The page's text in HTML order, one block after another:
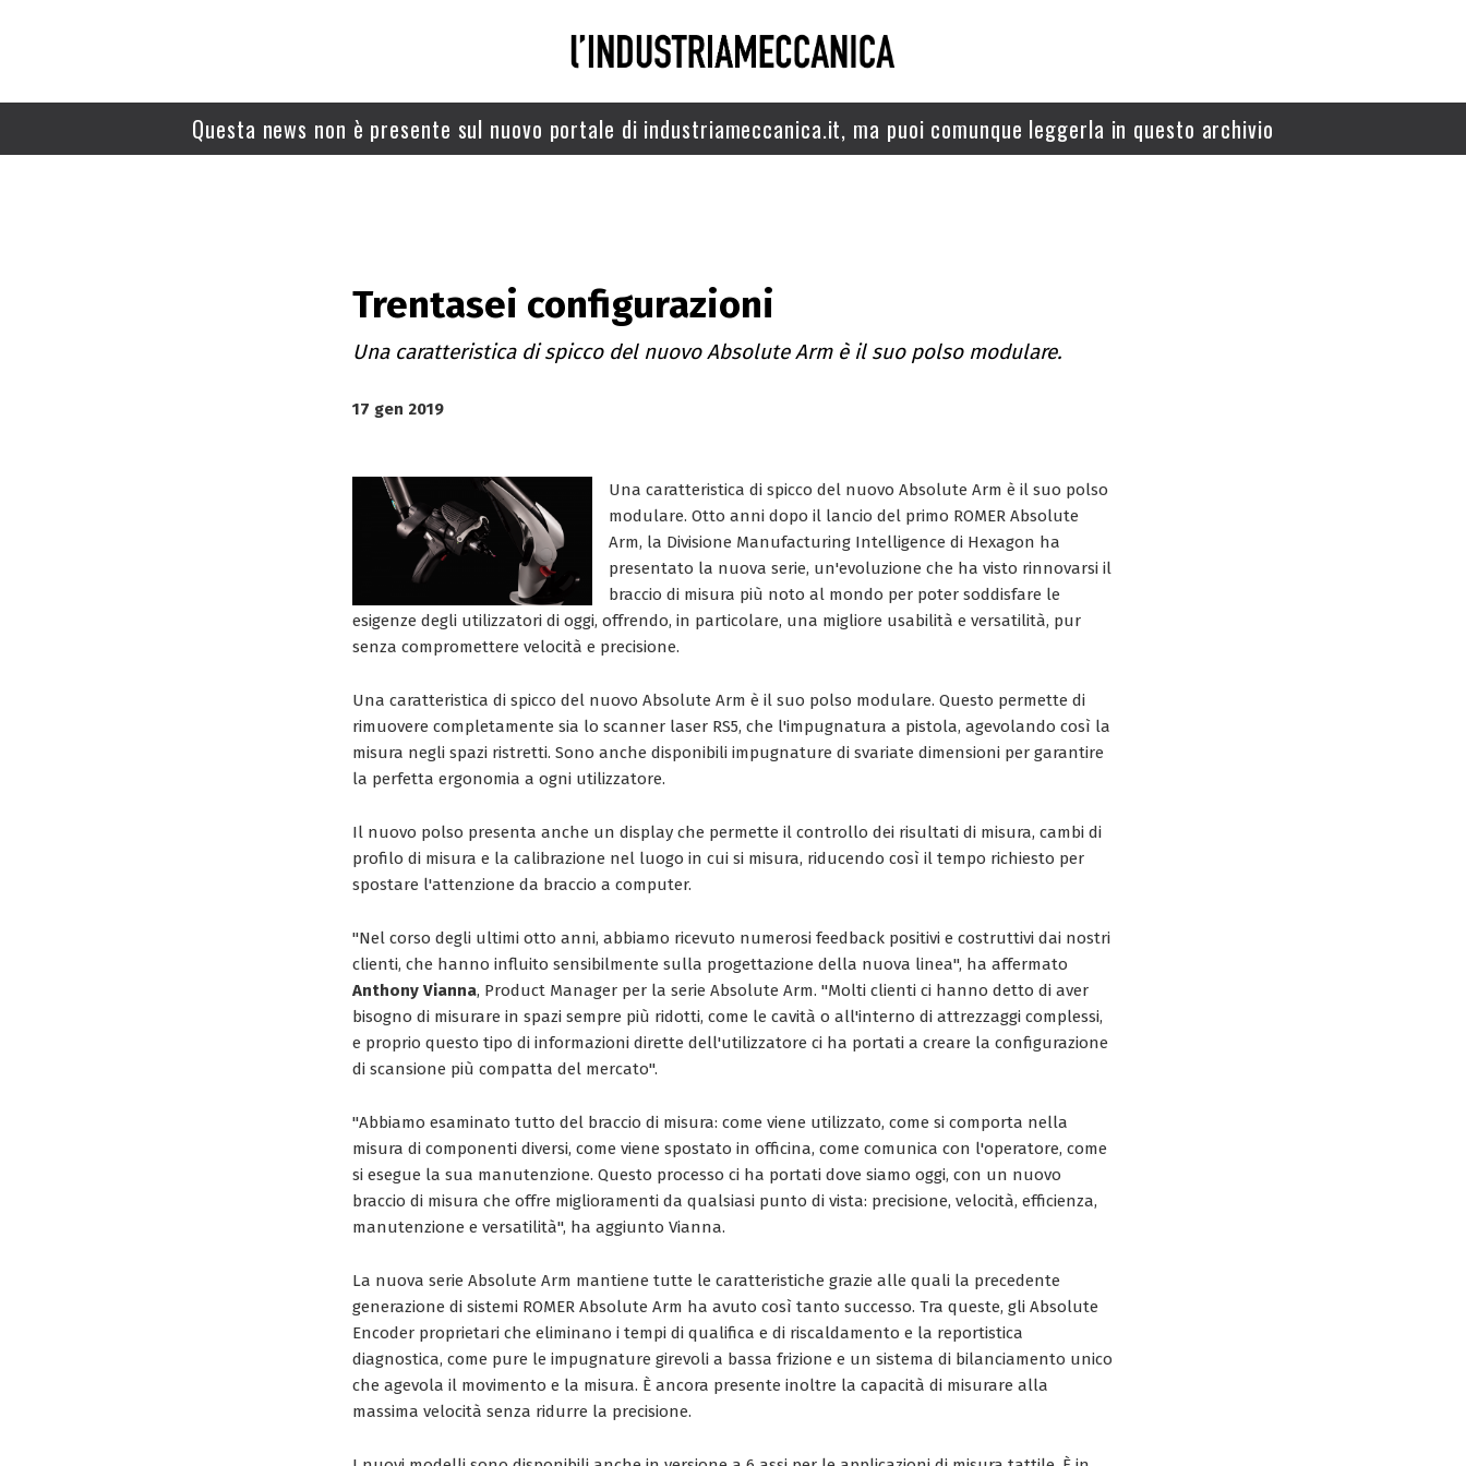
Questa news non è presente sul nuovo portale di industriameccanica.it, ma puoi comunque leggerla in questo archivio
Trentasei configurazioni
Una caratteristica di spicco del nuovo Absolute Arm è il suo polso modulare.
17 gen 2019
Una caratteristica di spicco del nuovo Absolute Arm è il suo polso
modulare. Otto anni dopo il lancio del primo ROMER Absolute
Arm, la Divisione Manufacturing Intelligence di Hexagon ha
presentato la nuova serie, un'evoluzione che ha visto rinnovarsi il
braccio di misura più noto al mondo per poter soddisfare le
esigenze degli utilizzatori di oggi, offrendo, in particolare, una migliore usabilità e versatilità, pur
senza compromettere velocità e precisione.
Una caratteristica di spicco del nuovo Absolute Arm è il suo polso modulare. Questo permette di
rimuovere completamente sia lo scanner laser RS5, che l'impugnatura a pistola, agevolando così la
misura negli spazi ristretti. Sono anche disponibili impugnature di svariate dimensioni per garantire
la perfetta ergonomia a ogni utilizzatore.
Il nuovo polso presenta anche un display che permette il controllo dei risultati di misura, cambi di
profilo di misura e la calibrazione nel luogo in cui si misura, riducendo così il tempo richiesto per
spostare l'attenzione da braccio a computer.
"Nel corso degli ultimi otto anni, abbiamo ricevuto numerosi feedback positivi e costruttivi dai nostri
clienti, che hanno influito sensibilmente sulla progettazione della nuova linea", ha affermato
Anthony Vianna, Product Manager per la serie Absolute Arm. "Molti clienti ci hanno detto di aver
bisogno di misurare in spazi sempre più ridotti, come le cavità o all'interno di attrezzaggi complessi,
e proprio questo tipo di informazioni dirette dell'utilizzatore ci ha portati a creare la configurazione
di scansione più compatta del mercato".
"Abbiamo esaminato tutto del braccio di misura: come viene utilizzato, come si comporta nella
misura di componenti diversi, come viene spostato in officina, come comunica con l'operatore, come
si esegue la sua manutenzione. Questo processo ci ha portati dove siamo oggi, con un nuovo
braccio di misura che offre miglioramenti da qualsiasi punto di vista: precisione, velocità, efficienza,
manutenzione e versatilità", ha aggiunto Vianna.
La nuova serie Absolute Arm mantiene tutte le caratteristiche grazie alle quali la precedente
generazione di sistemi ROMER Absolute Arm ha avuto così tanto successo. Tra queste, gli Absolute
Encoder proprietari che eliminano i tempi di qualifica e di riscaldamento e la reportistica
diagnostica, come pure le impugnature girevoli a bassa frizione e un sistema di bilanciamento unico
che agevola il movimento e la misura. È ancora presente inoltre la capacità di misurare alla
massima velocità senza ridurre la precisione.